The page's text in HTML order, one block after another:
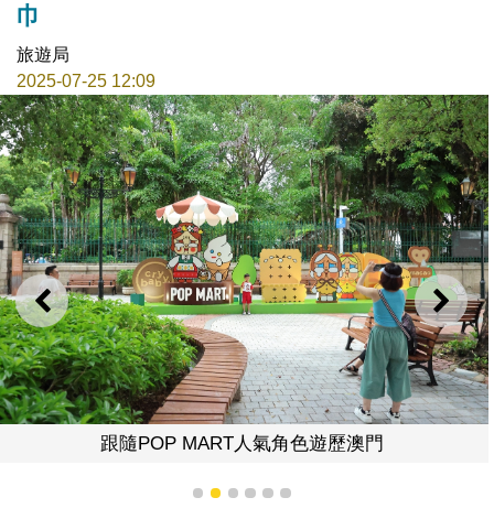
巾
旅遊局
2025-07-25 12:09
上一則 下一
跟隨POP MART人氣角色遊歷澳門
1 2 3 4 5 6